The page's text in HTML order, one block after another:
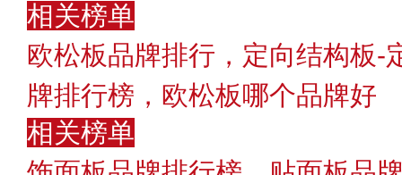
相关榜单
欧松板品牌排行，定向结构板-
牌排行榜，欧松板哪个品牌好
相关榜单